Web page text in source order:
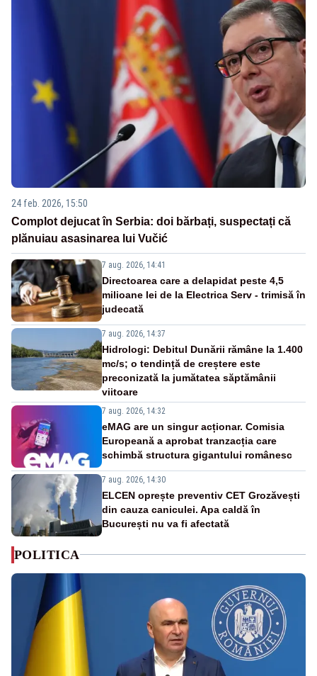
24 feb. 2026, 15:50
Complot dejucat în Serbia: doi bărbați, suspectați că
plănuiau asasinarea lui Vučić
7 aug. 2026, 14:41
Directoarea care a delapidat peste 4,5
milioane lei de la Electrica Serv - trimisă în
judecată
7 aug. 2026, 14:37
Hidrologi: Debitul Dunării rămâne la 1.400
mc/s; o tendință de creștere este
preconizată la jumătatea săptămânii
viitoare
7 aug. 2026, 14:32
eMAG are un singur acționar. Comisia
Europeană a aprobat tranzacția care
schimbă structura gigantului românesc
7 aug. 2026, 14:30
ELCEN oprește preventiv CET Grozăvești
din cauza caniculei. Apa caldă în
București nu va fi afectată
POLITICA